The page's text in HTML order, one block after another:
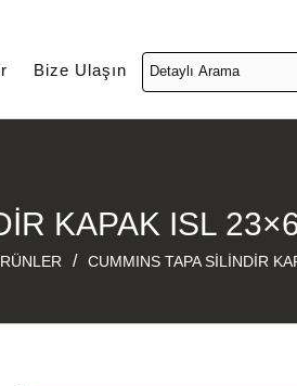
Bize Ulaşın
KAPAK ISL
/ CUMMINS TAPA SİLİNDİR